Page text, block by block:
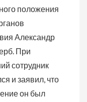
положения
Александр
При
сотрудник
и заявил, что
он был